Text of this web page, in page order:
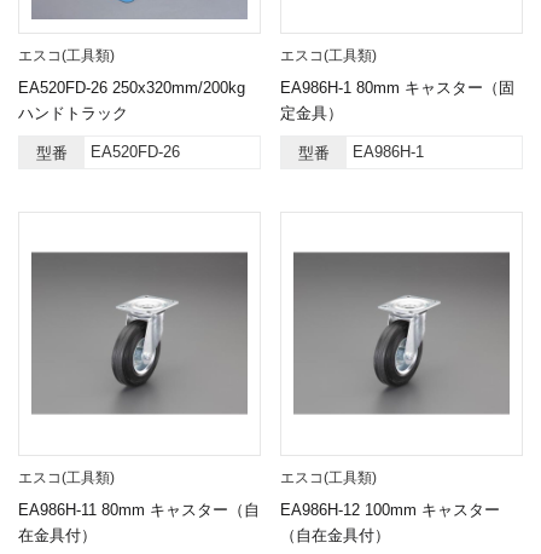
エスコ(工具類)
EA520FD-26 250x320mm/200kg
ハンドトラック
型番 EA520FD-26
エスコ(工具類)
EA986H-1 80mm キャスター（固
定金具）
型番 EA986H-1
エスコ(工具類)
EA986H-11 80mm キャスター（自
在金具付）
エスコ(工具類)
EA986H-12 100mm キャスター
（自在金具付）